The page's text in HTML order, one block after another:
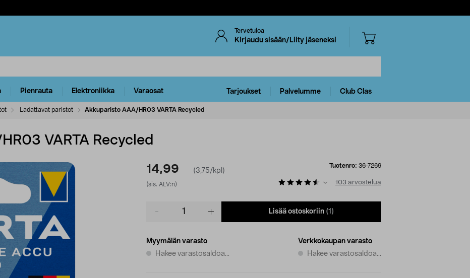
Tervetuloa
Kirjaudu sisään/Liity jäseneksi
Pienrauta Elektroniikka Varaosat Tarjoukset Palvelumme Club Clas
Ladattavat paristot Akkuparisto AAA/HR03 VARTA Recycled
VARTA Recycled
14,99 (3,75/kpl)
(sis. ALV:n)
Tuotenro: 36-7269
103 arvostelua
Lisää ostoskoriin (1)
Myymälän varasto
Hakee varastosaldoa...
Verkkokaupan varasto
Hakee varastosaldoa...